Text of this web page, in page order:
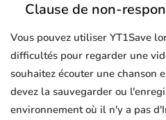
Clause de non-
Vous pouvez utiliser YT1Save
difficultés pour regarder une
souhaitez écouter une chanson
devez la sauvegarder ou
environnement où il n'y a pas